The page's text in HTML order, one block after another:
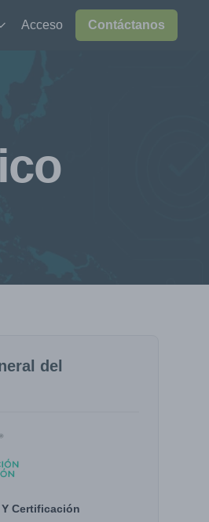
Acceso Contáctanos
del
Certificación